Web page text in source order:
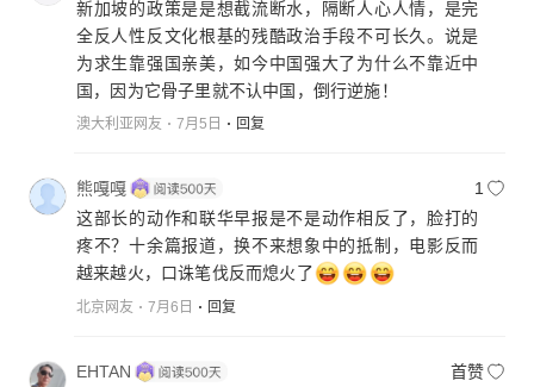
新加坡的政策是是想截流断水，隔断人心人情，是完
全反人性反文化根基的残酷政治手段不可长久。说是
为求生靠强国亲美，如今中国强大了为什么不靠近中
国，因为它骨子里就不认中国，倒行逆施！
澳大利亚网友 7月5日 回复
熊嘎嘎
1
这部长的动作和联华早报是不是动作相反了，脸打的
疼不？十余篇报道，换不来想象中的抵制，电影反而
越来越火，口诛笔伐反而熄火了
北京网友 7月6日 回复
EHTAN
首赞